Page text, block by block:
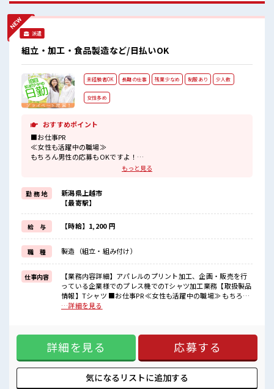
ぎには注意が必要ですね★
派遣
組立・加工・食品製造など/日払いOK
未経験者OK 長期の仕事 残業少なめ 制服あり 少人数
女性多め
おすすめポイント
■お仕事PR
≪女性も活躍中の職場≫
もちろん男性の応募もOKですよ！
場合によってはお願いすることもあります♪
≪機能的な制服アリ≫
制服があるので、
毎日の服装の悩み解消♪
≪未経験でも活躍できる≫
新しいことにチャレンジするのは不安だけど、
しっかり働く環境が整っています！
イチからスキルUP・ステップUP目指していきましょう！
≪自分に合った期間で働ける≫
福利厚生が整った派遣のお仕事です！
■職場の雰囲気
女性が多めの職場です♪
たまに残業するくらいなら…という方、
応募お待ちしております！
もっと見る
勤 務 地
新潟県上越市
【最寄駅】
給 与 【時給】1,200 円
職 種 製造（組立・組み付け）
仕事内容
【業務内容詳細】アパレルのプリント加工、企画・販売を行
っている企業様でのプレス機でのTシャツ加工業務【取扱製品
情報】Tシャツ ■お仕事PR ≪女性も活躍中の職場≫ もちろん
男性の応募もOKですよ！ ≪自分の時間も大切≫ 残業はほと
≪未経験でも活躍できる≫ 新しいことにチャレンジするのは
不安だけど、 しっかり働く環境が整っています！ イチからス
キルUP・ステップUP目指していきましょう！ ≪自分に合っ
た期間で働ける≫ 福利厚生が整った派遣のお仕事です！ ■職
場の雰囲気 女性が多めの職場です♪ 一緒に働く仲間ともなじ
みやすい少人数の職場☆ 残業は少なめ！ たまに残業するくら
…詳細を見る
詳細を見る 応募する
気になるリストに追加する